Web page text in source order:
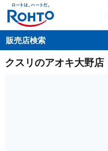
販売店検索
クスリのアオキ大野店